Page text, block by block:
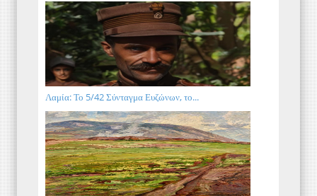
Λαμία: Το 5/42 Σύνταγμα Ευζώνων, το...